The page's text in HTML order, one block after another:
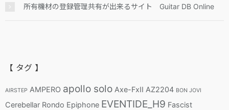
所有機材の登録管理共有が出来るサイト Guitar DB Online
【 タグ 】
AIRSTEP AMPERO apollo solo Axe-FxII AZ2204 BON JOVI
Cerebellar Rondo Epiphone EVENTIDE_H9 Fascist